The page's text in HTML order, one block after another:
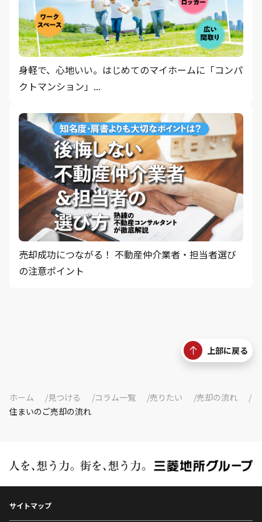
身軽で、心地いい。はじめてのマイホームに「コンパ
クトマンション」...
売却成功につながる！ 不動産仲介業者・担当者選び
の注意ポイント
上部に戻る
ホーム 見つける コラム一覧 売りたい
売却の流れ
住まいのご売却の流れ
サイトマップ